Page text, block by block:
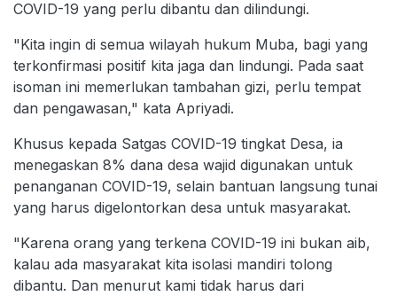
COVID-19 yang perlu dibantu dan dilindungi.
"Kita ingin di semua wilayah hukum Muba, bagi yang
terkonfirmasi positif kita jaga dan lindungi. Pada saat
isoman ini memerlukan tambahan gizi, perlu tempat
dan pengawasan," kata Apriyadi.
Khusus kepada Satgas COVID-19 tingkat Desa, ia
menegaskan 8% dana desa wajid digunakan untuk
penanganan COVID-19, selain bantuan langsung tunai
yang harus digelontorkan desa untuk masyarakat.
"Karena orang yang terkena COVID-19 ini bukan aib,
kalau ada masyarakat kita isolasi mandiri tolong
dibantu. Dan menurut kami tidak harus dari